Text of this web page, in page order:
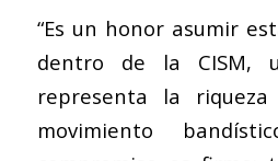
“Es un honor asumir
dentro de la CISM,
representa la
movimiento